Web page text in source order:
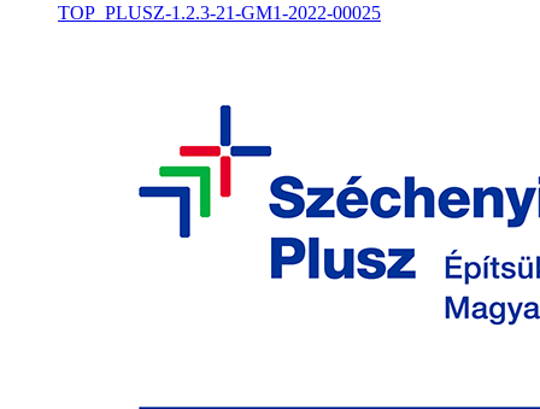
TOP_PLUSZ-1.2.3-21-GM1-2022-00025